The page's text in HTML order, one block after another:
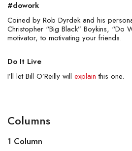
#dowork
Coined by Rob Dyrdek and his
Christopher “Big Black” Boykins, “Do
motivator, to motivating your friends.
Do It Live
I’ll let Bill O’Reilly will explain this one.
Columns
1 Column